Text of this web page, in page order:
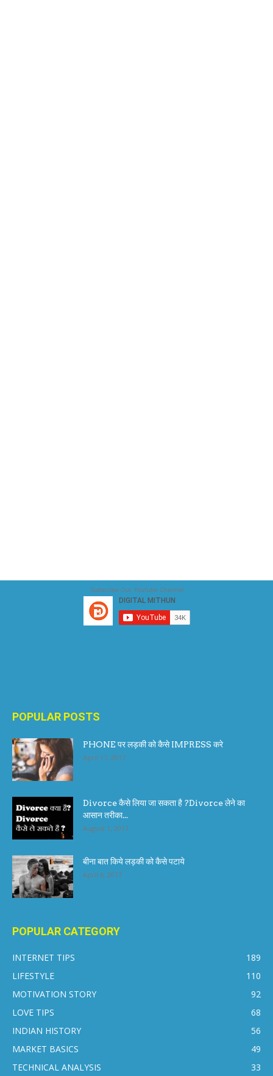
Subscribe Our Youtube Channel
POPULAR POSTS
PHONE पर लड़की को कैसे IMPRESS करे
April 17, 2017
Divorce कैसे लिया जा सकता है ?Divorce लेने का
आसान तरीका...
August 1, 2017
बीना बात किये लड़की को कैसे पटाये
April 6, 2017
POPULAR CATEGORY
INTERNET TIPS
189
LIFESTYLE
110
MOTIVATION STORY
92
LOVE TIPS
68
INDIAN HISTORY
56
MARKET BASICS
49
TECHNICAL ANALYSIS
33